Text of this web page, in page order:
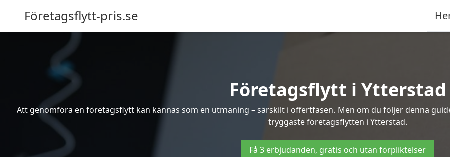
Företagsflytt-pris.se
Företagsflytt i Ytterstad
Att genomföra en företagsflytt kan kännas som en utmaning – särskilt i offertfasen. Men om du följer denna
tryggaste företagsflytten i Ytterstad.
Få 3 erbjudanden, gratis och utan förpliktelser